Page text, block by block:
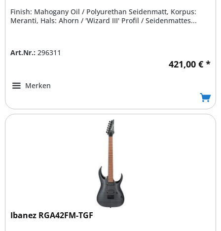
Finish: Mahogany Oil / Polyurethan Seidenmatt, Korpus:
Meranti, Hals: Ahorn / 'Wizard III' Profil / Seidenmattes...
Art.Nr.: 296311
421,00 € *
Merken
Ibanez RGA42FM-TGF